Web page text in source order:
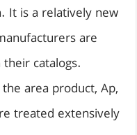
It is a relatively new
are
catalogs.
area product, Ap,
treated extensively